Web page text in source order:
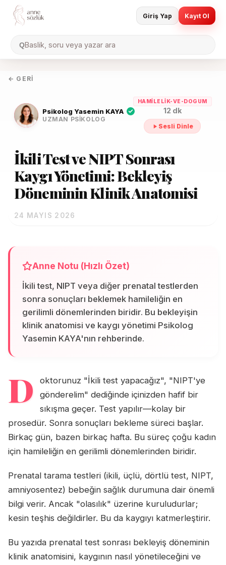
QBaslik, soru veya yazar ara
Giriş Yap Kayıt Ol
← GERI
Psikolog Yasemin KAYA
UZMAN PSIKOLOG
HAMILELIK-VE-DOGUM
12 dk
Sesli Dinle
İkili Test ve NIPT Sonrası
Kaygı Yönetimi: Bekleyiş
Döneminin Klinik Anatomisi
24 MAYIS 2026
Anne Notu (Hızlı Özet)
İkili test, NIPT veya diğer prenatal testlerden
sonra sonuçları beklemek hamileliğin en
gerilimli dönemlerinden biridir. Bu bekleyişin
klinik anatomisi ve kaygı yönetimi Psikolog
Yasemin KAYA'nın rehberinde.
D
oktorunuz "İkili test yapacağız", "NIPT'ye
gönderelim" dediğinde içinizden hafif bir
sıkışma geçer. Test yapılır—kolay bir
prosedür. Sonra sonuçları bekleme süreci başlar.
Birkaç gün, bazen birkaç hafta. Bu süreç çoğu kadın
için hamileliğin en gerilimli dönemlerinden biridir.
Prenatal tarama testleri (ikili, üçlü, dörtlü test, NIPT,
amniyosentez) bebeğin sağlık durumuna dair önemli
bilgi verir. Ancak "olasılık" üzerine kuruludurlar;
kesin teşhis değildirler. Bu da kaygıyı katmerleştirir.
Bu yazıda prenatal test sonrası bekleyiş döneminin
klinik anatomisini, kaygının nasıl yönetileceğini ve